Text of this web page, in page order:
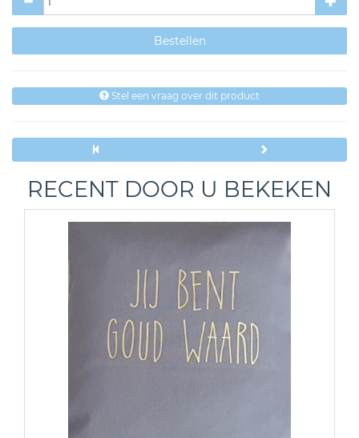
Stel een vraag over dit product
RECENT DOOR U BEKEKEN